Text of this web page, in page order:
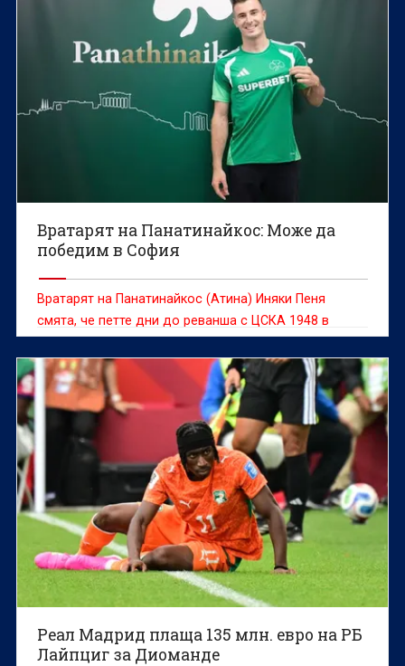
Вратарят на Панатинайкос: Може да
победим в София
Вратарят на Панатинайкос (Атина) Иняки Пеня
смята, че петте дни до реванша с ЦСКА 1948 в
третия кръг на Лигата на конференциите са
достатъчни, за да бъдат направени правилните
корекции и „детелините“ да продължат към
плейофите.
Реал Мадрид плаща 135 млн. евро на РБ
Лайпциг за Диоманде